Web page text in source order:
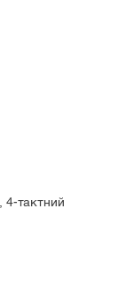
4-тактний